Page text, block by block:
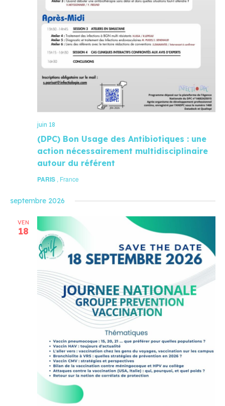
(DPC) Bon Usage des Antibiotiques : une
action nécessairement multidisciplinaire
autour du référent
juin 18
PARIS , France
septembre 2026
VEN
18